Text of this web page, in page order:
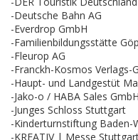
-Deutsche Bahn AG
-Everdrop GmbH
-Familienbildungsstätte
-Fleurop AG
-Franckh-Kosmos Verlags-
-Haupt- und Landgestüt
-Jako-o / HABA Sales
-Junges Schloss Stuttgart
-Kinderturnstiftung Baden-
-KREATIV | Messe